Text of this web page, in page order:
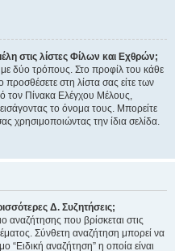
στις λίστες Φίλων και Εχθρών;
με δύο τρόπους. Στο προφίλ του κάθε
στη λίστα σας είτε των
τον Πίνακα Ελέγχου Μέλους,
το όνομα τους. Μπορείτε
χρησιμοποιώντας την ίδια σελίδα.
Δ. Συζητήσεις;
αναζήτησης που βρίσκεται στις
Σύνθετη αναζήτηση μπορεί να
αναζήτηση” η οποία είναι